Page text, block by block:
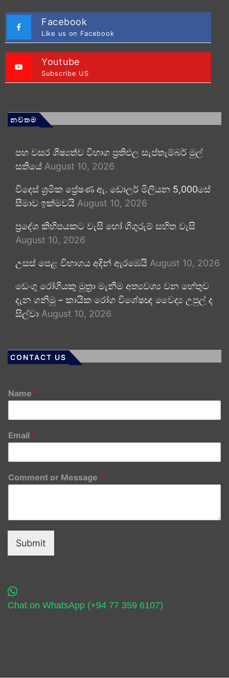
Facebook
Like us on Facebook
Youtube
Subscribe US
නවතම
පහ වසර ශිෂ්‍යත්ව විභාග ප්‍රතිඵල සැප්තැම්බර් මුල්
සතියේ August 10, 2026
විදෙස් ශ්‍රමික ප්‍රේෂණ ඇ. ඩොලර් මිලියන 5,000සේ
සීමාව ඉක්මවයි August 10, 2026
ප්‍රදේශ කිහිපයකට වැසි හෝ ගිගුරුම් සහිත වැසි
August 10, 2026
උසස් පෙළ විභාගය අදින් ඇරඹෙයි August 10, 2026
ඩෙංගු රෝගියකු ⁣මුත්‍රා මැනීම අත්‍යවශ්‍ය වන හේතුව
දැන ගනිමු – කායික රෝග විශේෂඥ වෛද්‍ය උපුල් ද
සිල්වා August 10, 2026
CONTACT US
Name *
Email *
Comment or Message *
Submit
Chat on WhatsApp (+94 77 359 6107)